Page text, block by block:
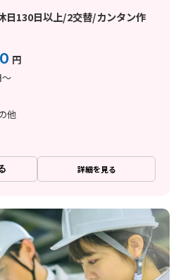
日130日以上/2交替/カンタン作
円
～
他
詳細を見る